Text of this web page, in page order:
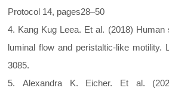
Protocol 14, pages28–50
4. Kang Kug Leea. Et al. (2018) Human
luminal flow and peristaltic-like motility.
3085.
5. Alexandra K. Eicher. Et al.